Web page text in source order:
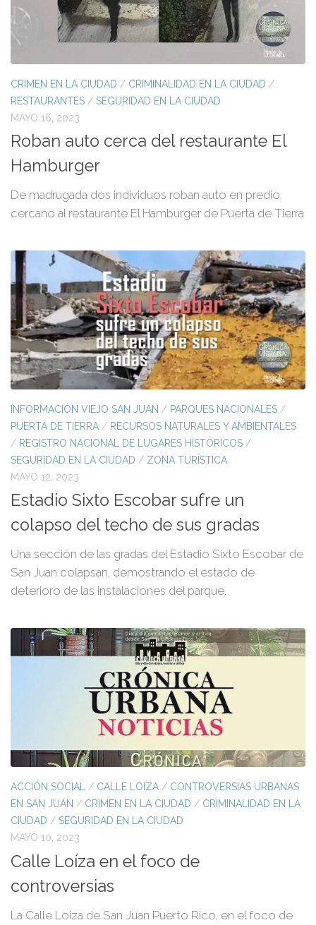
CRIMEN EN LA CIUDAD / CRIMINALIDAD EN LA CIUDAD /
RESTAURANTES / SEGURIDAD EN LA CIUDAD
MAYO 16, 2023
Roban auto cerca del restaurante El
Hamburger
De madrugada dos individuos roban auto en predio
cercano al restaurante El Hamburger de Puerta de Tierra
INFORMACIÓN VIEJO SAN JUAN / PARQUES NACIONALES /
PUERTA DE TIERRA / RECURSOS NATURALES Y AMBIENTALES
/ REGISTRO NACIONAL DE LUGARES HISTÓRICOS /
SEGURIDAD EN LA CIUDAD / ZONA TURÍSTICA
MAYO 12, 2023
Estadio Sixto Escobar sufre un
colapso del techo de sus gradas
Una sección de las gradas del Estadio Sixto Escobar de
San Juan colapsan, demostrando el estado de
deterioro de las instalaciones del parque.
ACCIÓN SOCIAL / CALLE LOIZA / CONTROVERSIAS URBANAS
EN SAN JUAN / CRIMEN EN LA CIUDAD / CRIMINALIDAD EN LA
CIUDAD / SEGURIDAD EN LA CIUDAD
MAYO 10, 2023
Calle Loíza en el foco de
controversias
La Calle Loíza de San Juan Puerto Rico, en el foco de